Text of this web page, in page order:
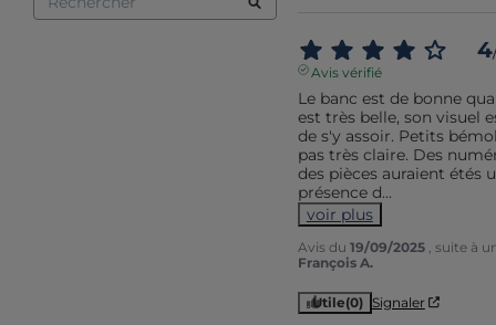
4
Avis vérifié
Le banc est de bonne
est très belle, son visuel
de s'y assoir. Petits
pas très claire. Des
des pièces auraient étés
présence d...
voir plus
Avis du 19/09/2025
, suite à
François A.
Utile(0) Signaler